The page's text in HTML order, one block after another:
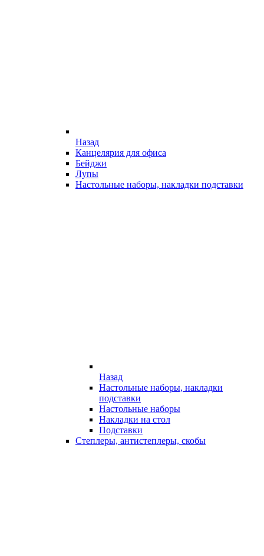
Назад
Канцелярия для офиса
Бейджи
Лупы
Настольные наборы, накладки подставки
Назад
Настольные наборы, накладки
подставки
Настольные наборы
Накладки на стол
Подставки
Степлеры, антистеплеры, скобы